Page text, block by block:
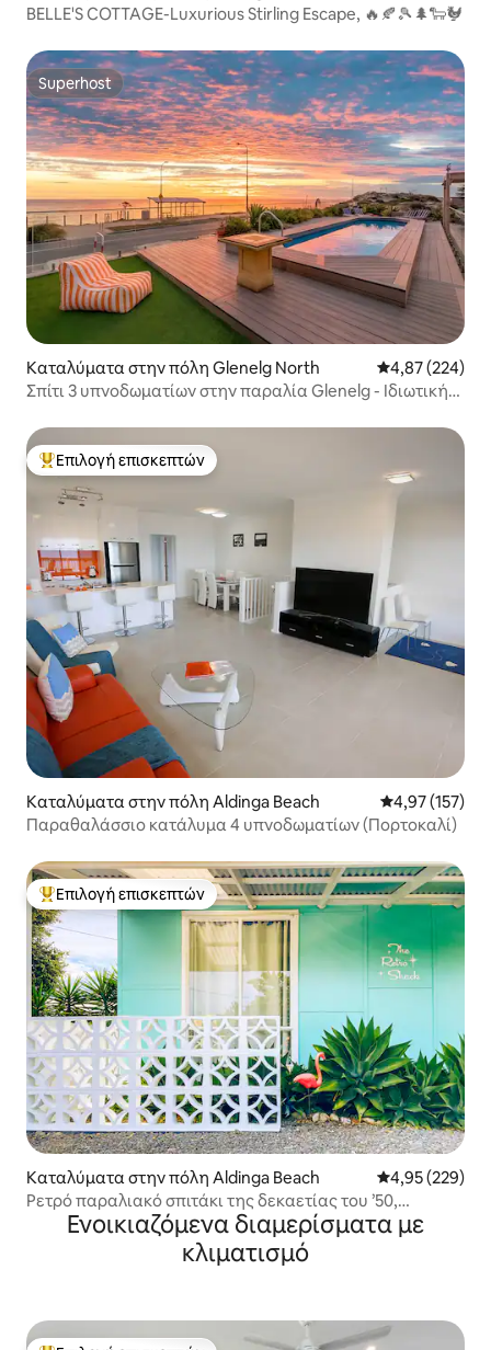
BELLE'S COTTAGE-Luxurious Stirling Escape, 🔥🍂🎾🌲🐑🐓
Superhost
Superhost
Καταλύματα στην πόλη Glenelg North Μέση
4,87 (224)
Σπίτι 3 υπνοδωματίων στην παραλία Glenelg - Ιδιωτική
Κορυφαία επιλογή επισκεπτών
Επιλογή επισκεπτών
Καταλύματα στην πόλη Aldinga Beach Μέση
4,97 (157)
Παραθαλάσσιο κατάλυμα 4 υπνοδωματίων (Πορτοκαλί)
Κορυφαία επιλογή επισκεπτών
Επιλογή επισκεπτών
Καταλύματα στην πόλη Aldinga Beach Μέση
4,95 (229)
Ρετρό παραλιακό σπιτάκι της δεκαετίας του ’50,
ηλεκτρονικά παιχνίδια, κοντά στην παραλία
Ενοικιαζόμενα διαμερίσματα με
κλιματισμό